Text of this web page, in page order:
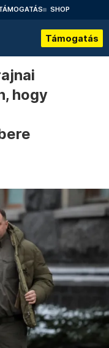
SHOP
Támogatás
hogy